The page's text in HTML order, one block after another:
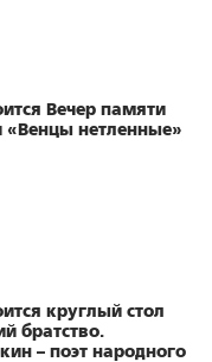
Вечер памяти
«Венцы нетленные»
круглый стол
братство.
– поэт народного